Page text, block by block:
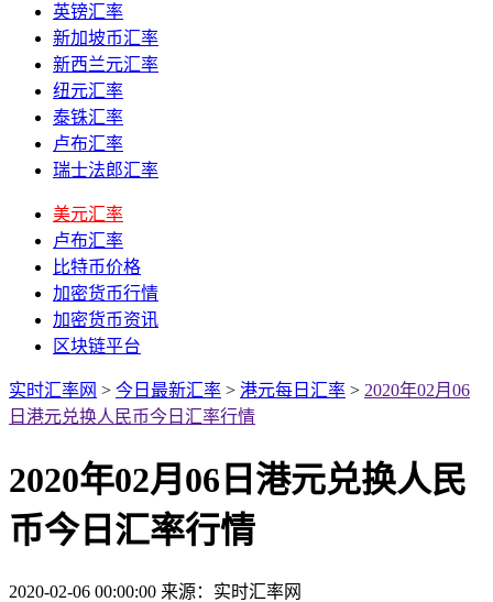
英镑汇率
新加坡币汇率
新西兰元汇率
纽元汇率
泰铢汇率
卢布汇率
瑞士法郎汇率
美元汇率
卢布汇率
比特币价格
加密货币行情
加密货币资讯
区块链平台
实时汇率网 > 今日最新汇率 > 港元每日汇率 > 2020年02月06
日港元兑换人民币今日汇率行情
2020年02月06日港元兑换人民
币今日汇率行情
2020-02-06 00:00:00 来源：实时汇率网